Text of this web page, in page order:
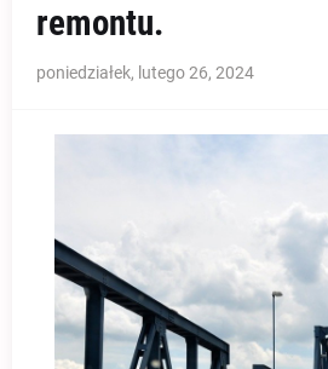
remontu.
poniedziałek, lutego 26, 2024